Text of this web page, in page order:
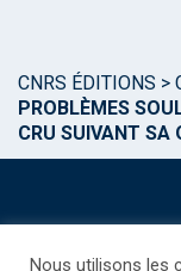
CNRS ÉDITIONS >
PROBLÈMES
CRU SUIVANT SA
Nous utilisons les